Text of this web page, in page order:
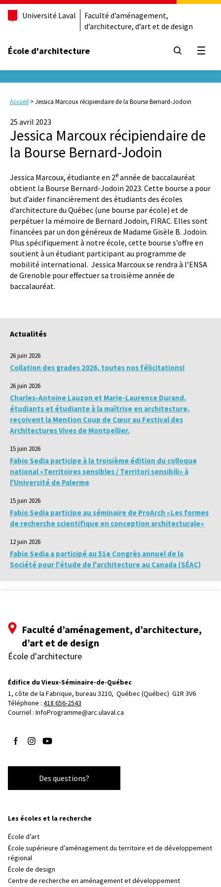
Université Laval
Faculté d’aménagement,
d’architecture, d’art et de design
École d'architecture
Accueil >Jessica Marcoux récipiendaire de la Bourse Bernard-Jodoin
25 avril 2023
Jessica Marcoux récipiendaire de
la Bourse Bernard-Jodoin
Jessica Marcoux, étudiante en 2eannée de baccalauréat
obtient la Bourse Bernard-Jodoin 2023. Cette bourse a pour
but d’aider financièrement des étudiants des écoles
d’architecture du Québec (une bourse par école) et de
perpétuer la mémoire de Bernard Jodoin, FIRAC. Elles sont
financées par un don généreux de Madame Gisèle B. Jodoin.
Plus spécifiquement à notre école, cette bourse s’offre en
soutient à un étudiant participant au programme de
mobilité international. Jessica Marcoux se rendra à l’ENSA
de Grenoble pour effectuer sa troisième année de
baccalauréat.
Actualités
26 juin 2026
Collation des grades 2026, toutes nos félicitations!
26 juin 2026
Charles-Antoine Lauzon et Marie-Laurence Durand,
étudiants et étudiante à la maîtrise en architecture,
reçoivent la Mention Coup de Cœur au Festival des
Architectures Vives de Montpellier.
15 juin 2026
Fabio Sedia participe à la troisième édition du colloque
national «Territoires sensibles / Territori sensibili» à
l'Université de Palerme
15 juin 2026
Fabio Sedia participe au séminaire de ProArch «Les formes
de recherche scientifique en conception architecturale»
12 juin 2026
Fabio Sedia a participé au 51e Congrès annuel de la
Société pour l'étude de l'architecture au Canada (SÉAC)
Faculté d’aménagement, d’architecture,
d’art et de design
École d'architecture
Édifice du Vieux-Séminaire-de-Québec
1, côte de la Fabrique, bureau 3210, Québec (Québec)  G1R 3V6
Téléphone : 418 656-2543
Courriel : InfoProgramme@arc.ulaval.ca
Suivez-nous sur Facebook
Suivez-nous sur Instagram
Suivez-nous sur YouTube
Des questions?
Les écoles et la recherche
École d’art
École supérieure d’aménagement du territoire et de développement
régional
École de design
Centre de recherche en aménagement et développement